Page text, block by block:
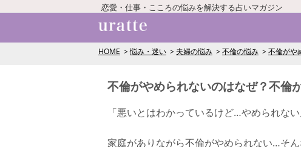
恋愛・仕事・こころの悩みを解決する占いマガジン
HOME 悩み・迷い 夫婦の悩み 不倫の悩み 不倫がや
不倫がやめられないのはなぜ？不倫
「悪いとはわかっているけど…やめられない
家庭がありながら不倫がやめられない…そ